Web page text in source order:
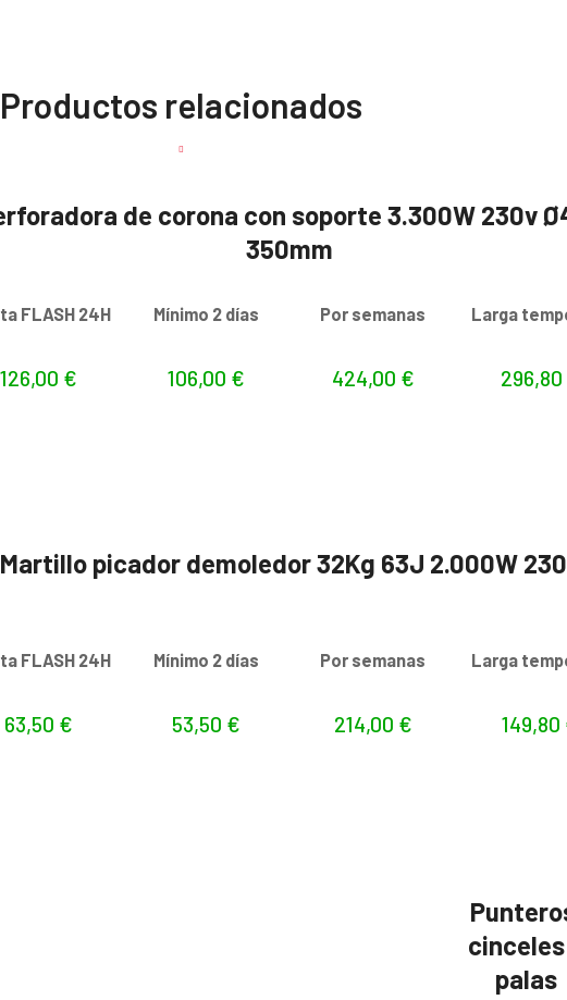
Productos relacionados
de corona con soporte 3.300W 230v
350mm
FLASH 24H
126,00 €
Mínimo 2 días
106,00 €
Por semanas
424,00 €
Larga
296,80
Martillo picador demoledor 32Kg 63J 2.000W
FLASH 24H
63,50 €
Mínimo 2 días
53,50 €
Por semanas
214,00 €
Larga
149,80
palas